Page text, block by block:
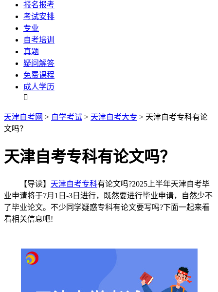
报名报考
考试安排
专业
自考培训
真题
疑问解答
免费课程
成人学历

天津自考网 > 自学考试 > 天津自考大专 > 天津自考专科有论
文吗？
天津自考专科有论文吗？
【导读】 天津自考专科有论文吗?2025上半年天津自考毕
业申请将于7月1日-3日进行，既然要进行毕业申请，自然少不
了毕业论文。不少同学疑惑专科有论文要写吗?下面一起来看
看相关信息吧!